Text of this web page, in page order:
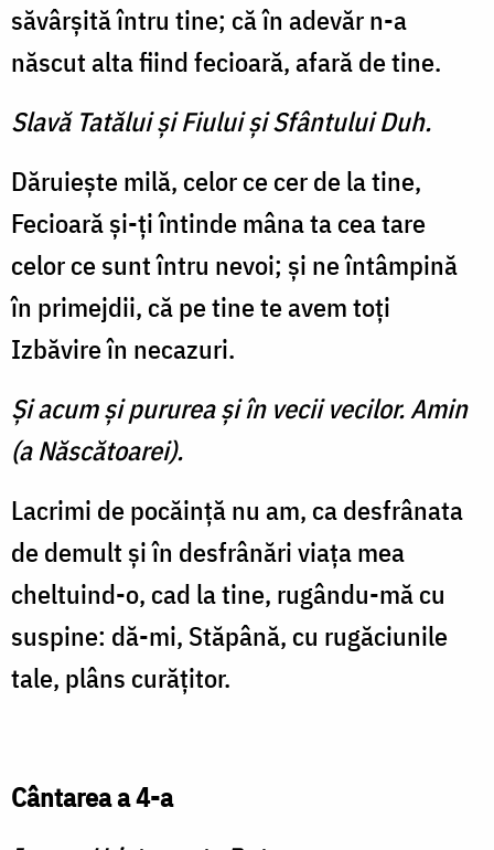
săvârşită întru tine; că în adevăr n-a
născut alta fiind fecioară, afară de tine.
Slavă Tatălui şi Fiului şi Sfântului Duh.
Dăruieşte milă, celor ce cer de la tine,
Fecioară şi-ţi întinde mâna ta cea tare
celor ce sunt întru nevoi; şi ne întâmpină
în primejdii, că pe tine te avem toţi
Izbăvire în necazuri.
Și acum şi pururea şi în vecii vecilor. Amin
(a Născătoarei).
Lacrimi de pocăinţă nu am, ca desfrânata
de demult şi în desfrânări viaţa mea
cheltuind-o, cad la tine, rugându-mă cu
suspine: dă-mi, Stăpână, cu rugăciunile
tale, plâns curăţitor.
Cântarea a 4-a